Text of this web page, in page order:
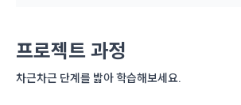
아직 데이콘 계정이 없나요?
제 4 조 (약관의 해석)
대회 코드 링크1개, 구직 의향,
선택 항목: 프로젝트 또는 대회 코드 링크(추
프로젝트 과정
차근차근 단계를 밟아 학습해보세요.